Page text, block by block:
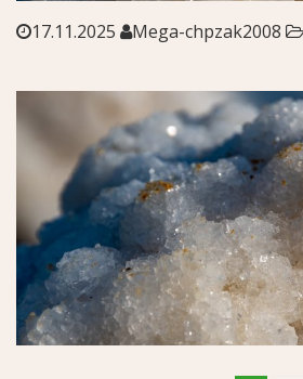
17.11.2025 Mega-chpzak2008